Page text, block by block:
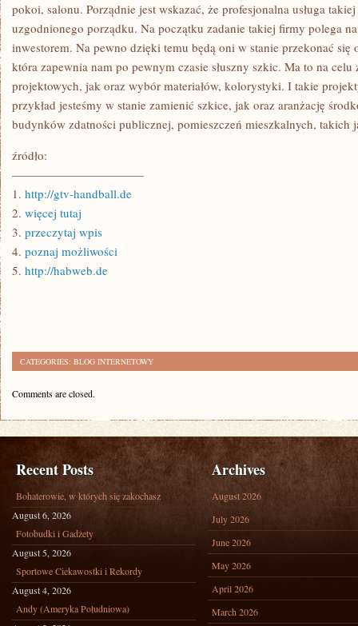
pokoi, salonu. Porządnie jest wskazać, że profesjonalna usługa
uzgodnionego porządku. Na początku zadanie takiej firmy polega
inwestorem. Na pewno dzięki temu będą oni w stanie przekonać się
która zapewnia nam po pewnym czasie słuszny szkic. Ma to na
projektowych, jak oraz wybór materiałów, kolorystyki. I takie
przykład jesteśmy w stanie zamienić szkice, jak oraz aranżację
budynków zdatności publicznej, pomieszczeń mieszkalnych, takich
źródło:
———————————
1. http://gtv-handball.de
2. więcej tutaj
3. przeczytaj wpis
4. poznaj możliwości
5. http://habweb.de
CATEGORIES: BLOG INTERNETOWY
Comments are closed.
Recent Posts
Bohaterowie, w których się zakochasz
August 6, 2026
Fotobudki i Gadżety
August 5, 2026
Sportowe Ciekawostki i Rekordy
August 4, 2026
Andy (Ameryka Południowa)
Archives
August 2026
July 2026
June 2026
May 2026
April 2026
March 2026